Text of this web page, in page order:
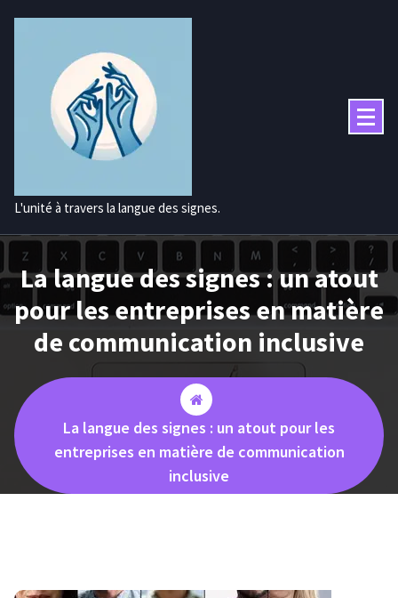
L'unité à travers la langue des signes.
La langue des signes : un atout
pour les entreprises en matière
de communication inclusive
La langue des signes : un atout pour les
entreprises en matière de communication
inclusive